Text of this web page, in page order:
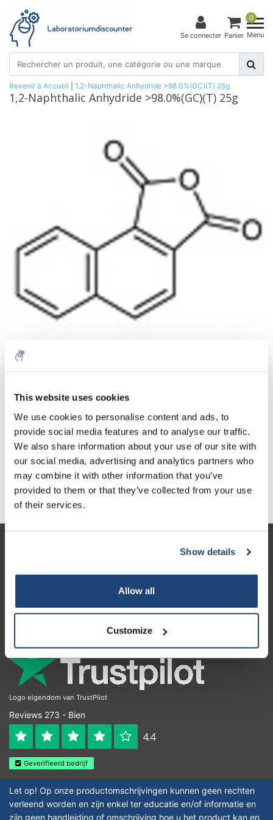
This website uses cookies
We use cookies to personalise content and ads, to
provide social media features and to analyse our traffic.
We also share information about your use of our site with
our social media, advertising and analytics partners who
may combine it with other information that you’ve
provided to them or that they’ve collected from your use
of their services.
Show details
Allow all
Customize
Se connecter
0
Panier Menu
Revenir à Accueil 1,2-Naphthalic Anhydride >98.0%(GC)(T) 25g
1,2-Naphthalic Anhydride >98.0%(GC)(T) 25g
1 pièce Sans les taxes
€2.639,65
Taxes incluses
Ajouter au panier
Informations
Mon compte
Logo eigendom van TrustPilot
Reviews 273 - Bien
4.4
Geverifieerd bedrijf
Let op! Op onze productomschrijvingen kunnen geen rechten
verleend worden en zijn enkel ter educatie en/of informatie en
zijn geen handleiding of omschrijving hoe u het product kan en